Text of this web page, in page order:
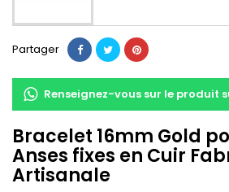
Partager
Renseignez-vous sur le produit
Bracelet 16mm Gold
Anses fixes en Cuir
Artisanale